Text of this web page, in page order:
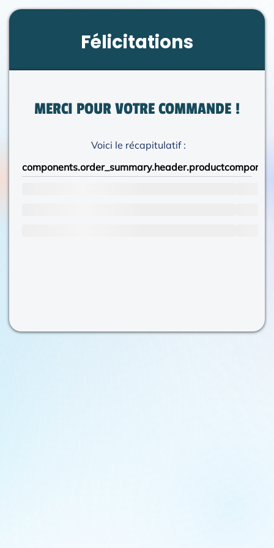
Félicitations
MERCI POUR VOTRE COMMANDE !
Voici le récapitulatif :
components.order_summary.header.product